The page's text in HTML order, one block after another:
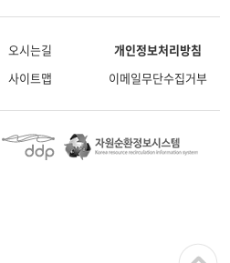
오시는길
개인정보처리방침
사이트맵
이메일무단수집거부